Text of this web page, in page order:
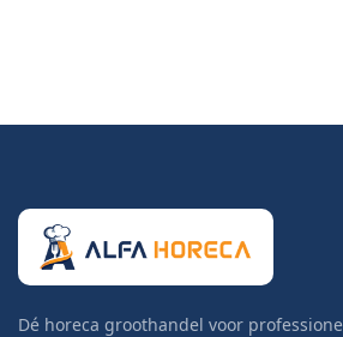
Dé horeca groothandel voor